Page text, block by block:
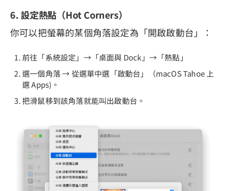
6. 設定熱點（Hot Corners）
你可以把螢幕的某個角落設定為「開啟啟動台」：
前往「系統設定」→「桌面與 Dock」→「熱點」
選一個角落 → 從選單中選「啟動台」（macOS Tahoe 上
選 Apps)。
把滑鼠移到該角落就能叫出啟動台。